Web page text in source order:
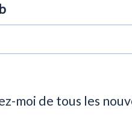
moi de tous les